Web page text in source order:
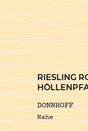
RIESLING
DONNHOFF
Nahe